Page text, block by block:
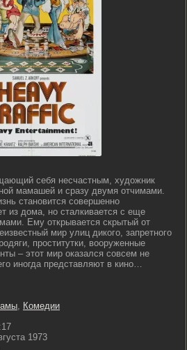
себя несчастным, художник
мамашей и сразу двумя отчимами.
становится совершенно
из дома, но сталкивается с еще
Ему открывается скрытый от
мир улиц дикого, запретного
проститутки, вооруженные
– этот мир оказался совсем не
иногда представляют в кино…
, Комедии
1973